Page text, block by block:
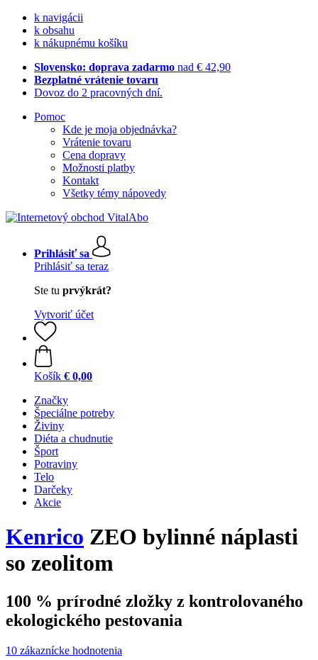
k navigácii
k obsahu
k nákupnému košíku
Slovensko: doprava zadarmo nad € 42,90
Bezplatné vrátenie tovaru
Dovoz do 2 pracovných dní.
Pomoc
Kde je moja objednávka?
Vrátenie tovaru
Cena dopravy
Možnosti platby
Kontakt
Všetky témy nápovedy
Prihlásiť sa
Prihlásiť sa teraz
Ste tu prvýkrát?
Vytvoriť účet
Košík € 0,00
Značky
Špeciálne potreby
Živiny
Diéta a chudnutie
Šport
Potraviny
Telo
Darčeky
Akcie
Kenrico ZEO bylinné náplasti
so zeolitom
100 % prírodné zložky z kontrolovaného
ekologického pestovania
10 zákaznícke hodnotenia